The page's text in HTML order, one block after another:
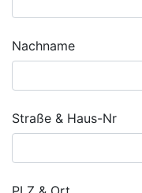
Nachname
Straße & Haus-Nr